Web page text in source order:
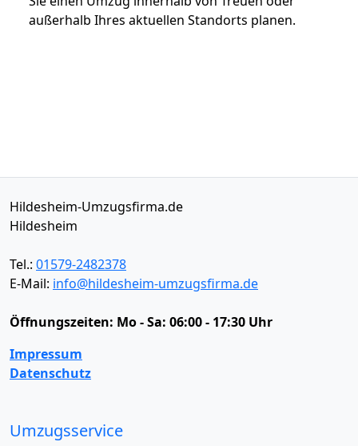
außerhalb Ihres aktuellen Standorts planen.
Hildesheim-Umzugsfirma.de
Hildesheim
Tel.: 01579-2482378
E-Mail: info@hildesheim-umzugsfirma.de
Öffnungszeiten: Mo - Sa: 06:00 - 17:30 Uhr
Impressum
Datenschutz
Umzugsservice